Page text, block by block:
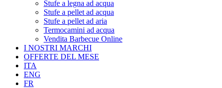
Stufe a legna ad acqua
Stufe a pellet ad acqua
Stufe a pellet ad aria
Termocamini ad acqua
Vendita Barbecue Online
I NOSTRI MARCHI
OFFERTE DEL MESE
ITA
ENG
FR